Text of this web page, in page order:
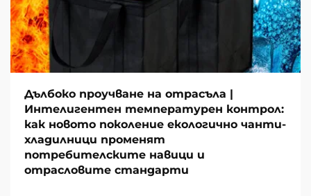
Дълбоко проучване на отрасъла |
Интелигентен температурен контрол:
как новото поколение екологично чанти-
хладилници променят
потребителските навици и
отрасловите стандарти